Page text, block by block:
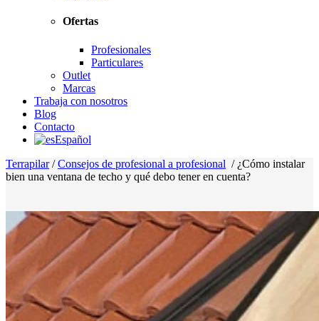
Ofertas
Profesionales
Particulares
Outlet
Marcas
Trabaja con nosotros
Blog
Contacto
Español
Terrapilar/Consejos de profesional a profesional / ¿Cómo instalar
bien una ventana de techo y qué debo tener en cuenta?